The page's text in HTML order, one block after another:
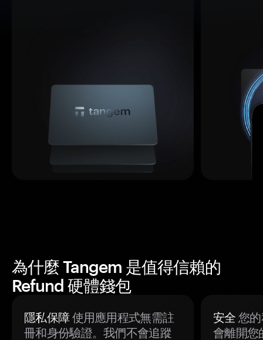
為什麼 Tangem 是值得信賴的
Refund 硬體錢包
隱私保障使用應用程式無需註
冊和身份驗證。我們不會追蹤
安全 您
會離開您